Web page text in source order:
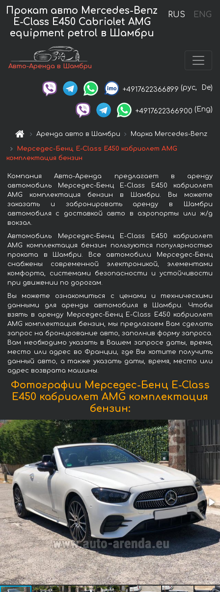
RUS ENG
Прокат авто Mercedes-Benz
E-Class E450 Cabriolet AMG
equipment petrol в Шамбри
Авто-Аренда в Шамбри
+4917622366899 (рус, De)
+4917622366900 (Eng)
Аренда авто в Шамбри Марка Mercedes-Benz
Мерседес-Бенц E-Class E450 кабриолет AMG
комплектация бензин
Компания Авто-Аренда предлагает в аренду
автомобиль Мерседес-Бенц E-Class E450 кабриолет
AMG комплектация бензин в Шамбри. Вы можете
заказать и забронировать аренду в Шамбри
автомобиля с доставкой авто в аэропорты или ж/д
вокзал.
Автомобиль Мерседес-Бенц E-Class E450 кабриолет
AMG комплектация бензин пользуются популярностью
проката в Шамбри. Все автомобили Мерседес-Бенц
снабжены современной электроникой, элементами
комфорта, системами безопасности и устойчивости
при движении по дорогам.
Вы можете ознакомиться с ценами и техническими
данными для аренды автомобиля в Шамбри. Чтобы
взять в аренду Мерседес-Бенц E-Class E450 кабриолет
AMG комплектация бензин, мы предлагаем Вам сделать
запрос на бронирование авто, заполнив форму запроса.
Вам необходимо указать в Вашем запросе даты, время,
место или адрес во Франции, где Вы хотите получить
данный авто, а также указать даты, время, место или
адрес возврата машины.
Фотографии Мерседес-Бенц E-Class
E450 кабриолет AMG комплектация
бензин: